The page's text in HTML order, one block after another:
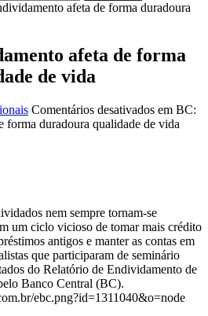
afeta de forma duradoura
afeta de forma
de vida
Comentários desativados em BC:
forma duradoura qualidade de vida
nem sempre tornam-se
um ciclo vicioso de tomar mais crédito
antigos e manter as contas em
que participaram de seminário
do Relatório de Endividamento de
Banco Central (BC).